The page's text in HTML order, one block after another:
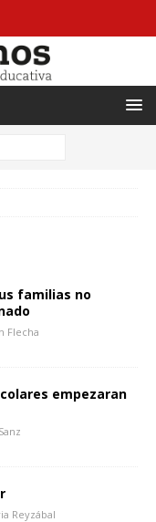
familias no
Flecha
empezaran
Reyzábal